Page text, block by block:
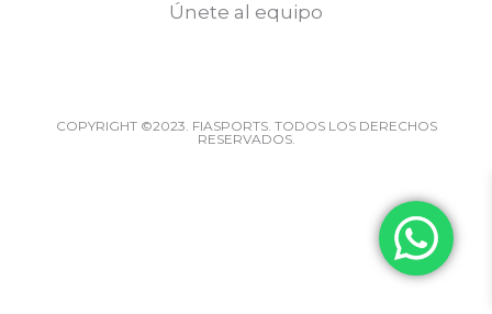
Únete al equipo
COPYRIGHT ©2023. FIASPORTS. TODOS LOS DERECHOS
RESERVADOS.